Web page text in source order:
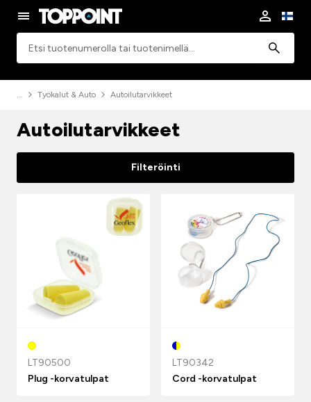
Työkalut & Auto Autoilutarvikkeet
Autoilutarvikkeet
Filteröinti
LT90500
Plug -korvatulpat
LT90342
Cord -korvatulpat